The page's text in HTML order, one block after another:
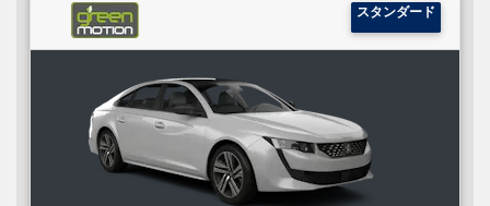
スタンダード